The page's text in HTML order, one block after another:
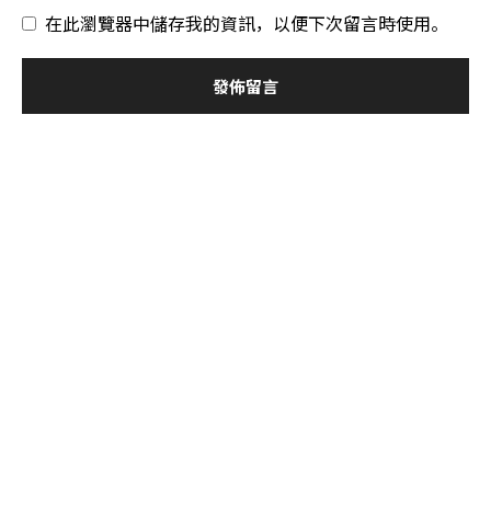
在此瀏覽器中儲存我的資訊，以便下次留言時使用。